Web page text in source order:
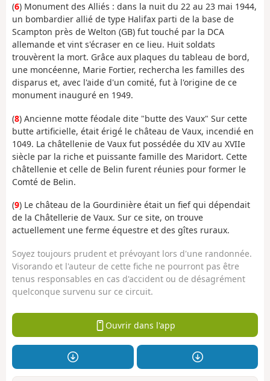
(6) Monument des Alliés : dans la nuit du 22 au 23 mai 1944,
un bombardier allié de type Halifax parti de la base de
Scampton près de Welton (GB) fut touché par la DCA
allemande et vint s'écraser en ce lieu. Huit soldats
trouvèrent la mort. Grâce aux plaques du tableau de bord,
une moncéenne, Marie Fortier, rechercha les familles des
disparus et, avec l'aide d'un comité, fut à l'origine de ce
monument inauguré en 1949.
(8) Ancienne motte féodale dite "butte des Vaux" Sur cette
butte artificielle, était érigé le château de Vaux, incendié en
1049. La châtellenie de Vaux fut possédée du XIV au XVIIe
siècle par la riche et puissante famille des Maridort. Cette
châtellenie et celle de Belin furent réunies pour former le
Comté de Belin.
(9) Le château de la Gourdinière était un fief qui dépendait
de la Châtellerie de Vaux. Sur ce site, on trouve
actuellement une ferme équestre et des gîtes ruraux.
Soyez toujours prudent et prévoyant lors d'une randonnée.
Visorando et l'auteur de cette fiche ne pourront pas être
tenus responsables en cas d'accident ou de désagrément
quelconque survenu sur ce circuit.
Ouvrir dans l'app